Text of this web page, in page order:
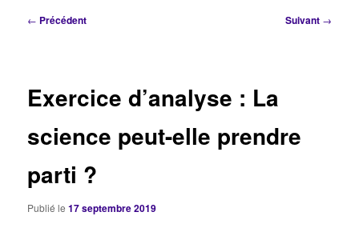
Navigation
← Précédent Suivant →
Exercice d’analyse : La
science peut-elle prendre
parti ?
Publié le17 septembre 2019